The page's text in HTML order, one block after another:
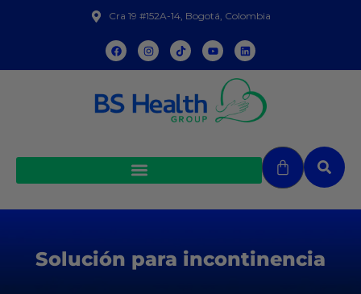
Cra 19 #152A-14, Bogotá, Colombia
Solución para incontinencia